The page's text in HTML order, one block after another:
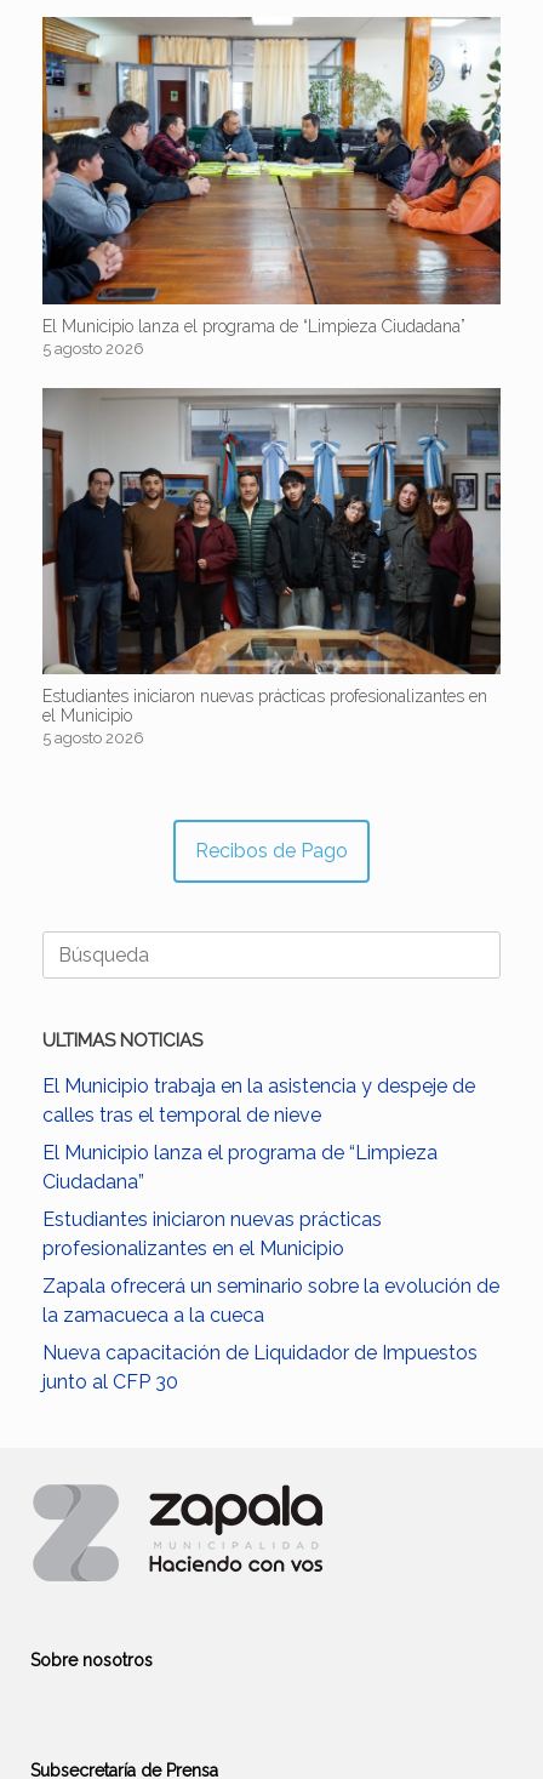
El Municipio lanza el programa de “Limpieza Ciudadana”
5 agosto 2026
Estudiantes iniciaron nuevas prácticas profesionalizantes en
el Municipio
5 agosto 2026
Recibos de Pago
Buscar:
ULTIMAS NOTICIAS
El Municipio trabaja en la asistencia y despeje de
calles tras el temporal de nieve
El Municipio lanza el programa de “Limpieza
Ciudadana”
Estudiantes iniciaron nuevas prácticas
profesionalizantes en el Municipio
Zapala ofrecerá un seminario sobre la evolución de
la zamacueca a la cueca
Nueva capacitación de Liquidador de Impuestos
junto al CFP 30
Sobre nosotros
Subsecretaría de Prensa